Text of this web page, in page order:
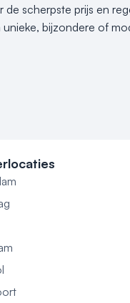
de scherpste prijs en
bijzondere of